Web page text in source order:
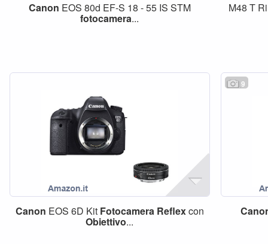
Canon EOS 80d EF-S 18 - 55 IS STM
fotocamera...
M48 T
Canon EOS 6D Kit Fotocamera Reflexcon
Obiettivo...
9